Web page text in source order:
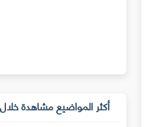
أكثر المواضيع مشاهدة